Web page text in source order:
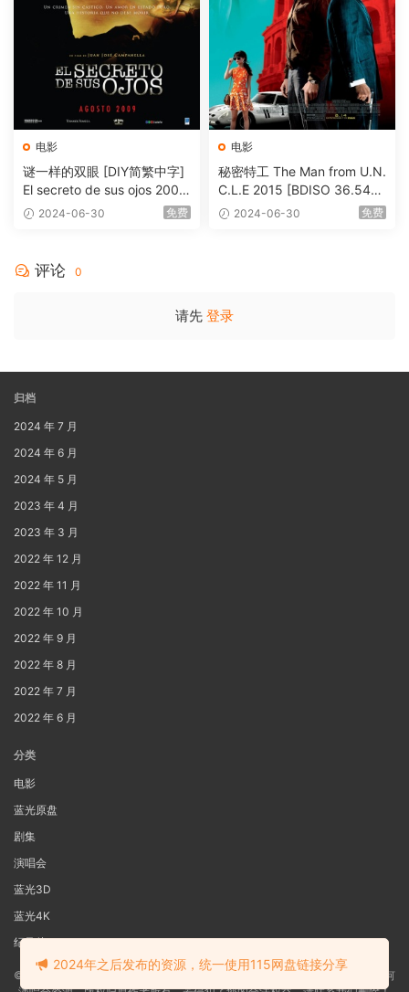
电影
谜一样的双眼 [DIY简繁中字]
El secreto de sus ojos 2009
1080p Blu-ray AVC DTS-HD
2024-06-30 免费
电影
秘密特工 The Man from U.N.
C.L.E 2015 [BDISO 36.54G
B] 2024-06-30 免费
评论 0
请先 登录
归档
2024 年 7 月
2024 年 6 月
2024 年 5 月
2023 年 4 月
2023 年 3 月
2022 年 12 月
2022 年 11 月
2022 年 10 月
2022 年 9 月
2022 年 8 月
2022 年 7 月
2022 年 6 月
分类
电影
蓝光原盘
剧集
演唱会
蓝光3D
蓝光4K
纪录片
©2022 蓝光电影网本站资源来源于网络用户网盘投稿，本站服务器不储存任何
2024年之后发布的资源，统一使用115网盘链接分享